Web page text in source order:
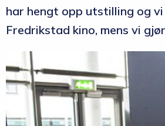
har hengt opp utstilling og
Fredrikstad kino, mens vi